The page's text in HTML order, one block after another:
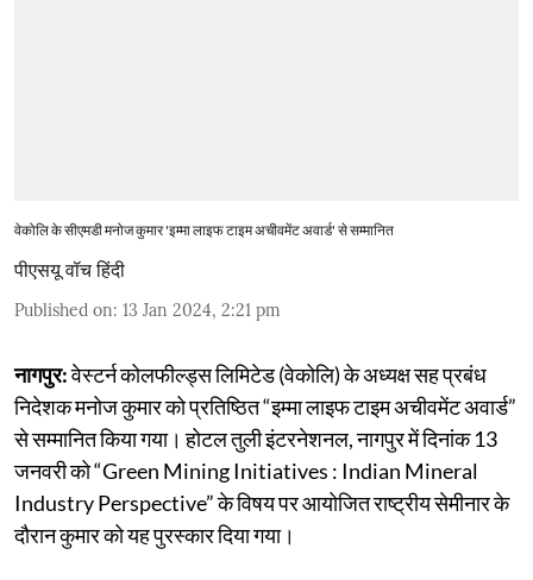
वेकोलि के सीएमडी मनोज कुमार 'इम्मा लाइफ टाइम अचीवमेंट अवार्ड' से सम्मानित
पीएसयू वॉच हिंदी
Published on: 13 Jan 2024, 2:21 pm
नागपुर:वेस्टर्न कोलफील्ड्स लिमिटेड (वेकोलि) के अध्यक्ष सह प्रबंध
निदेशक मनोज कुमार को प्रतिष्ठित “इम्मा लाइफ टाइम अचीवमेंट अवार्ड”
से सम्मानित किया गया। होटल तुली इंटरनेशनल, नागपुर में दिनांक 13
जनवरी को “Green Mining Initiatives : Indian Mineral
Industry Perspective” के विषय पर आयोजित राष्ट्रीय सेमीनार के
दौरान कुमार को यह पुरस्कार दिया गया।